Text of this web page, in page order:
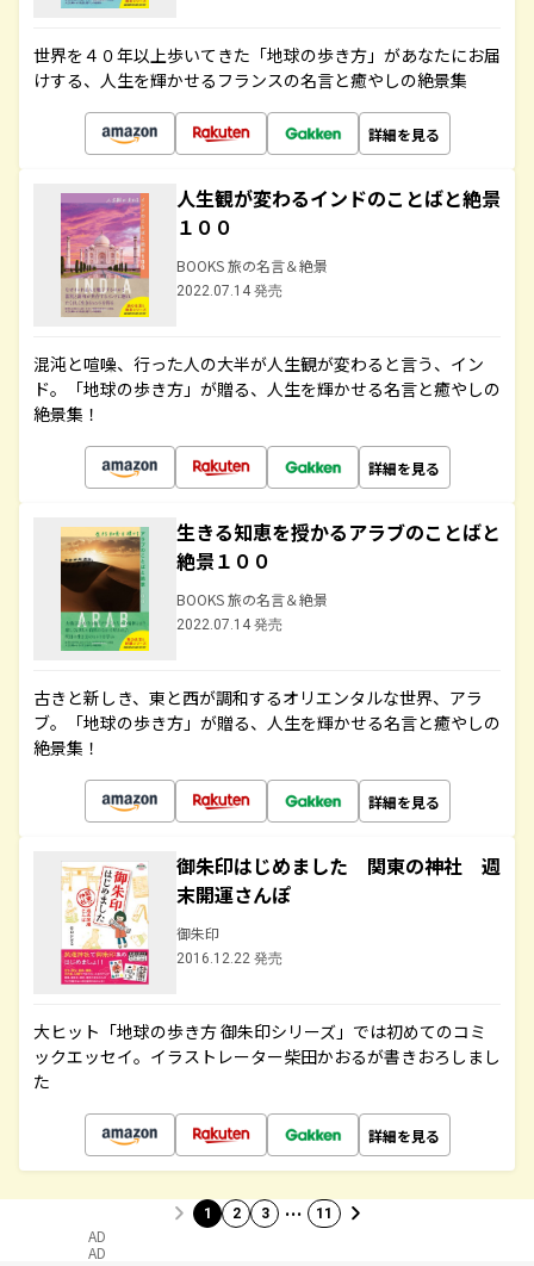
世界を４０年以上歩いてきた「地球の歩き方」があなたにお届
けする、人生を輝かせるフランスの名言と癒やしの絶景集
詳細を見る
人生観が変わるインドのことばと絶景
１００
BOOKS 旅の名言＆絶景
2022.07.14 発売
混沌と喧噪、行った人の大半が人生観が変わると言う、イン
ド。「地球の歩き方」が贈る、人生を輝かせる名言と癒やしの
絶景集！
詳細を見る
生きる知恵を授かるアラブのことばと
絶景１００
BOOKS 旅の名言＆絶景
2022.07.14 発売
古きと新しき、東と西が調和するオリエンタルな世界、アラ
ブ。「地球の歩き方」が贈る、人生を輝かせる名言と癒やしの
絶景集！
詳細を見る
御朱印はじめました 関東の神社 週
末開運さんぽ
御朱印
2016.12.22 発売
大ヒット「地球の歩き方 御朱印シリーズ」では初めてのコミ
ックエッセイ。イラストレーター柴田かおるが書きおろしまし
た
詳細を見る
1 2 3 … 11
AD
AD